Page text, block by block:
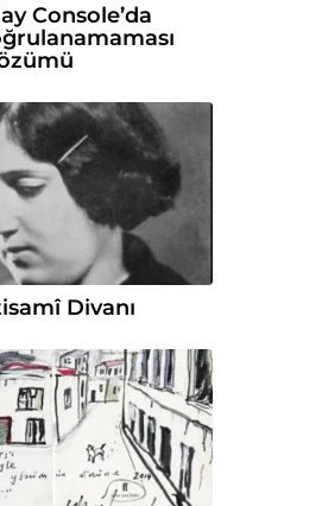
Console’da
Divanı